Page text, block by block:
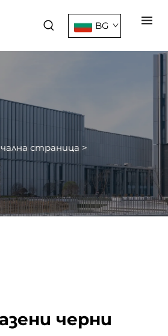
BG
страница >
черни